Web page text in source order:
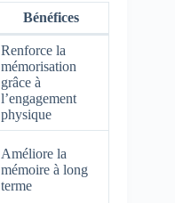
Bénéfices
Renforce la
mémorisation
grâce à
l’engagement
physique
Améliore la
mémoire à long
terme